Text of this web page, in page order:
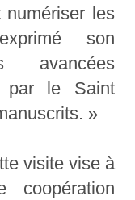
numériser les
son
avancées
par le Saint
»
visite vise à
coopération